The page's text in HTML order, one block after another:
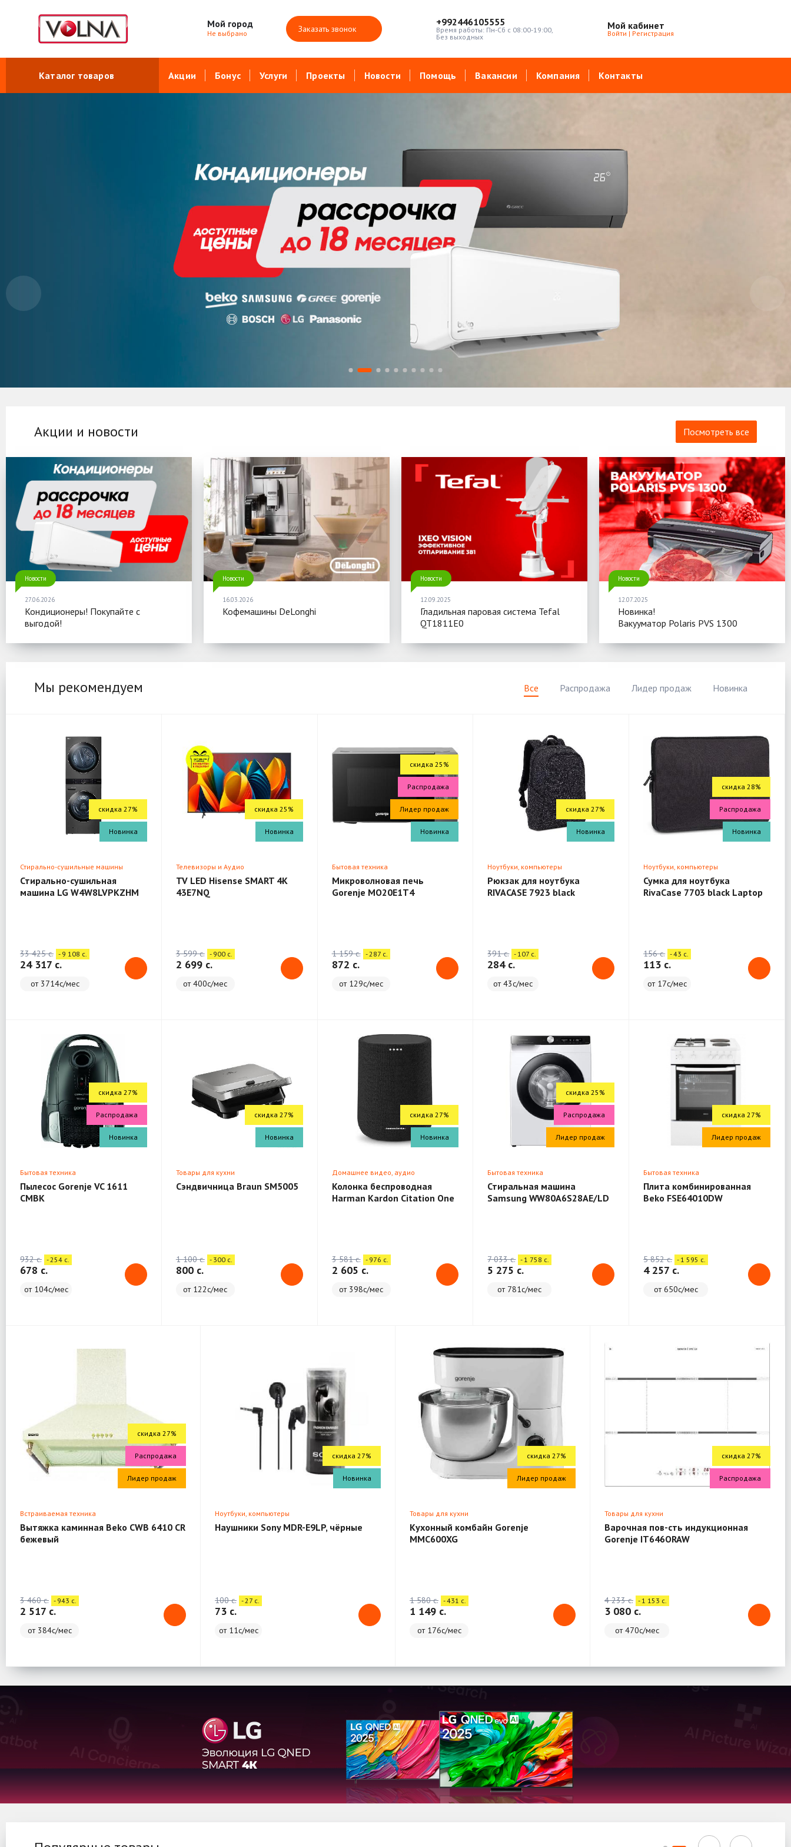
Мой город
Не выбрано Заказать звонок
+992446105555
Время работы: Пн-Сб с 08:00-19:00,
Без выходных
Мой кабинет
Войти | Регистрация
Каталог товаров Акции Бонус Услуги Проекты Новости Помощь Вакансии Компания Контакты
Акции и новости Посмотреть все
Новости
27.06.2026
Кондиционеры! Покупайте с
выгодой!
Новости
16.03.2026
Кофемашины DeLonghi
Новости
12.09.2025
Гладильная паровая система Tefal
QT1811E0
Новости
12.07.2025
Новинка!
Вакууматор Polaris PVS 1300
Мы рекомендуем Все Распродажа Лидер продаж Новинка
скидка 27%
Новинка
Стирально-сушильные машины
Стирально-сушильная
машина LG W4W8LVPKZHM
33 425 c. - 9 108 c.
24 317 c.
от 3714с/мес
скидка 25%
Новинка
Телевизоры и Аудио
TV LED Hisense SMART 4K
43E7NQ
3 599 c. - 900 c.
2 699 c.
от 400с/мес
скидка 25%
Распродажа
Лидер продаж
Новинка
Бытовая техника
Микроволновая печь
Gorenje MO20E1T4
1 159 c. - 287 c.
872 c.
от 129с/мес
скидка 27%
Новинка
Ноутбуки, компьютеры
Рюкзак для ноутбука
RIVACASE 7923 black
391 c. - 107 c.
284 c.
от 43с/мес
скидка 28%
Распродажа
Новинка
Ноутбуки, компьютеры
Сумка для ноутбука
RivaCase 7703 black Laptop
156 c. - 43 c.
113 c.
от 17с/мес
скидка 27%
Распродажа
Новинка
Бытовая техника
Пылесос Gorenje VC 1611
CMBK
932 c. - 254 c.
678 c.
от 104с/мес
скидка 27%
Новинка
Товары для кухни
Сэндвичница Braun SM5005
1 100 c. - 300 c.
800 c.
от 122с/мес
скидка 27%
Новинка
Домашнее видео, аудио
Колонка беспроводная
Harman Kardon Citation One
3 581 c. - 976 c.
2 605 c.
от 398с/мес
скидка 25%
Распродажа
Лидер продаж
Бытовая техника
Стиральная машина
Samsung WW80A6S28AE/LD
7 033 c. - 1 758 c.
5 275 c.
от 781с/мес
скидка 27%
Лидер продаж
Бытовая техника
Плита комбинированная
Beko FSE64010DW
5 852 c. - 1 595 c.
4 257 c.
от 650с/мес
скидка 27%
Распродажа
Лидер продаж
Встраиваемая техника
Вытяжка каминная Beko CWB 6410 CR
бежевый
3 460 c. - 943 c.
2 517 c.
от 384с/мес
скидка 27%
Новинка
Ноутбуки, компьютеры
Наушники Sony MDR-E9LP, чёрные
100 c. - 27 c.
73 c.
от 11с/мес
скидка 27%
Лидер продаж
Товары для кухни
Кухонный комбайн Gorenje
MMC600XG
1 580 c. - 431 c.
1 149 c.
от 176с/мес
скидка 27%
Распродажа
Товары для кухни
Варочная пов-сть индукционная
Gorenje IT646ORAW
4 233 c. - 1 153 c.
3 080 c.
от 470с/мес